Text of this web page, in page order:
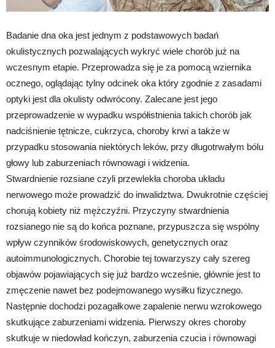
Badanie dna oka jest jednym z podstawowych badań
okulistycznych pozwalających wykryć wiele chorób już na
wczesnym etapie. Przeprowadza się je za pomocą wziernika
ocznego, oglądając tylny odcinek oka który zgodnie z zasadami
optyki jest dla okulisty odwrócony. Zalecane jest jego
przeprowadzenie w wypadku współistnienia takich chorób jak
nadciśnienie tętnicze, cukrzyca, choroby krwi a także w
przypadku stosowania niektórych leków, przy długotrwałym bólu
głowy lub zaburzeniach równowagi i widzenia.
Stwardnienie rozsiane czyli przewlekła choroba układu
nerwowego może prowadzić do inwalidztwa. Dwukrotnie częściej
chorują kobiety niż mężczyźni. Przyczyny stwardnienia
rozsianego nie są do końca poznane, przypuszcza się wspólny
wpływ czynników środowiskowych, genetycznych oraz
autoimmunologicznych. Chorobie tej towarzyszy cały szereg
objawów pojawiających się już bardzo wcześnie, głównie jest to
zmęczenie nawet bez podejmowanego wysiłku fizycznego.
Następnie dochodzi pozagałkowe zapalenie nerwu wzrokowego
skutkujące zaburzeniami widzenia. Pierwszy okres choroby
skutkuje w niedowład kończyn, zaburzenia czucia i równowagi